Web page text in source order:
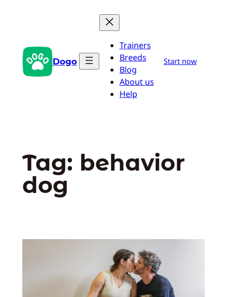
conteúdo Dogo
Trainers
Breeds
Blog
About us
Help
Start now
Tag: behavior
dog